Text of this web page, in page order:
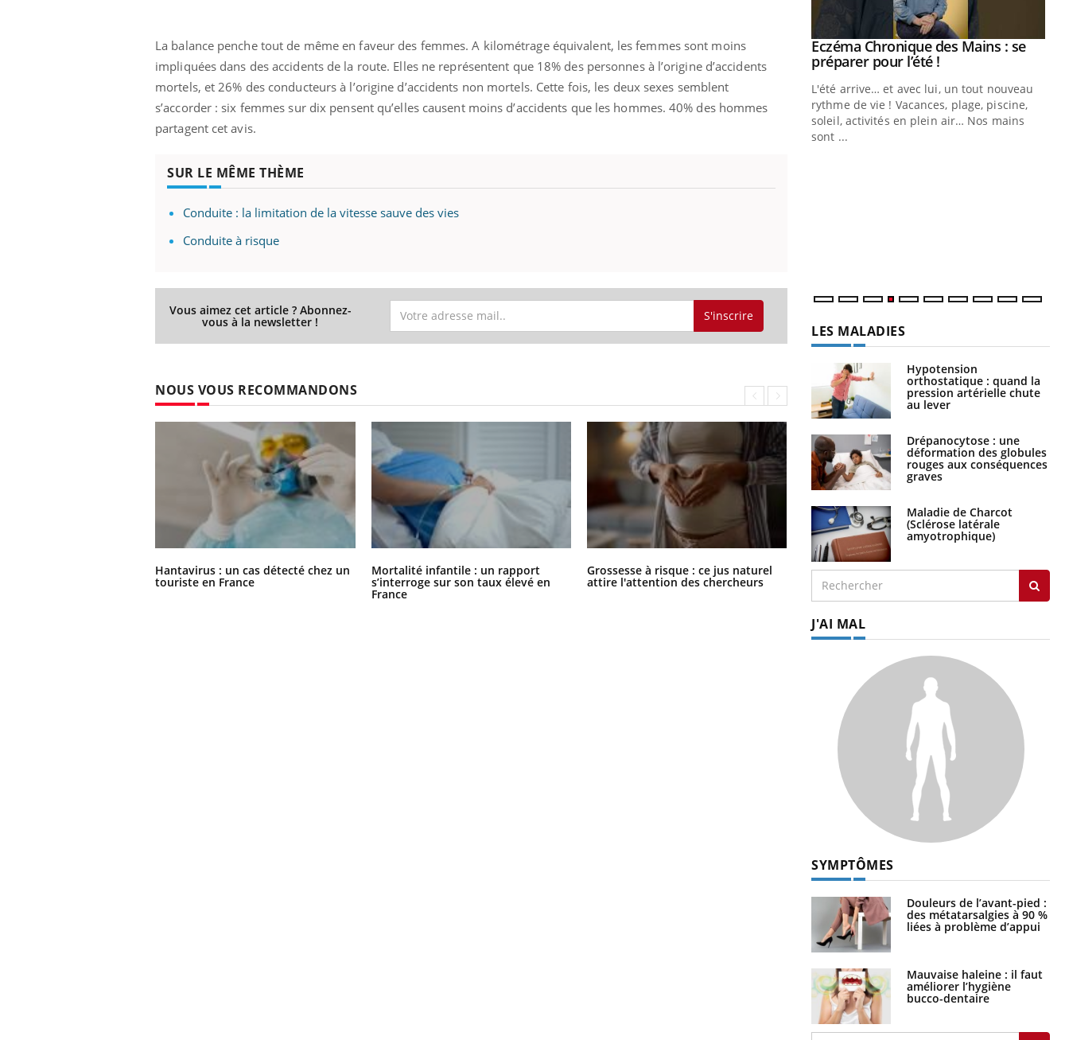
La balance penche tout de même en faveur des femmes. A kilométrage équivalent, les femmes sont moins
impliquées dans des accidents de la route. Elles ne représentent que 18% des personnes à l’origine d’accidents
mortels, et 26% des conducteurs à l’origine d’accidents non mortels. Cette fois, les deux sexes semblent
s’accorder : six femmes sur dix pensent qu’elles causent moins d’accidents que les hommes. 40% des hommes
partagent cet avis.
SUR LE MÊME THÈME
Conduite : la limitation de la vitesse sauve des vies
Conduite à risque
Vous aimez cet article ? Abonnez-
vous à la newsletter ! S'inscrire
NOUS VOUS RECOMMANDONS
Hantavirus : un cas détecté chez un
touriste en France
Mortalité infantile : un rapport
s’interroge sur son taux élevé en
France
Grossesse à risque : ce jus naturel
attire l'attention des chercheurs
Comment oublier les écrans en
vacances ?
Eczéma Chronique des Mains :
expliquer ma maladieYoutube
Il y a des sujets qui sont faciles à aborder...
d'autres non ! D'un côté, poser des
questions sur la maladie d'un proche c'est
Youtube
Carence en fer : comprendre pour
prévenir Youtube
Fatigue, irritabilité, brouillard mental ou
même alopécie… Les symptômes de la
Youtube
Insuline & Charge mentale : et si on
osait en parler??Youtube
En 2026, l'insuline dans le diabète de type 2
reste entourée d'idées reçues chez les
Youtube
Eczéma Chronique des Mains : se
préparer pour l’été !Youtube
L'été arrive… et avec lui, un tout nouveau
rythme de vie ! Vacances, plage, piscine,
soleil, activités en plein air… Nos mains
sont ...
LES MALADIES
Hypotension
orthostatique : quand la
pression artérielle chute
au lever
Drépanocytose : une
déformation des globules
rouges aux conséquences
graves
Maladie de Charcot
(Sclérose latérale
amyotrophique)
J'AI MAL
SYMPTÔMES
Douleurs de l’avant-pied :
des métatarsalgies à 90 %
liées à problème d’appui
Mauvaise haleine : il faut
améliorer l’hygiène
bucco-dentaire